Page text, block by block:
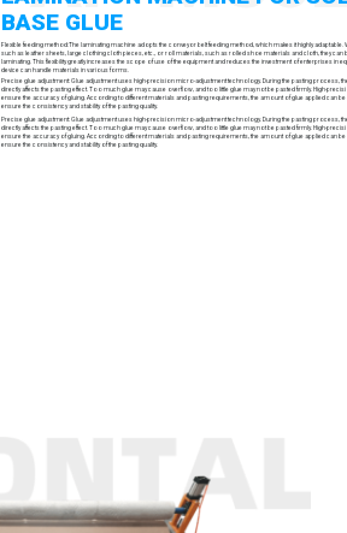
Precise glue adjustment: Glue adjustment uses high-precision micro-adjustment technology. During the pasting process,
directly affects the pasting effect. Too much glue may cause overflow, and too little glue may not be pasted firmly. High-
ensure the accuracy of gluing. According to different materials and pasting requirements, the amount of glue applied can
ensure the consistency and stability of the pasting quality.
BASE GLUE
Flexible feeding method:The laminating machine adopts the conveyor belt feeding method, which makes it highly adaptable.
such as leather sheets, large clothing cloth pieces, etc., or roll materials, such as rolled shoe materials and cloth, they can
laminating. This flexibility greatly increases the scope of use of the equipment and reduces the investment of enterprises in
device can handle materials in various forms.
Precise glue adjustment: Glue adjustment uses high-precision micro-adjustment technology. During the pasting process,
directly affects the pasting effect. Too much glue may cause overflow, and too little glue may not be pasted firmly. High-
ensure the accuracy of gluing. According to different materials and pasting requirements, the amount of glue applied can
ensure the consistency and stability of the pasting quality.